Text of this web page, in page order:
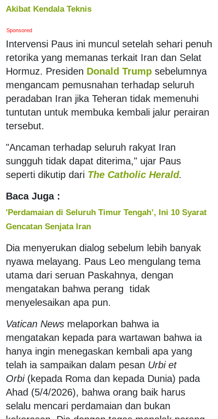
Akibat Kendala Teknis
Sponsored
Intervensi Paus ini muncul setelah sehari penuh
retorika yang memanas terkait Iran dan Selat
Hormuz. Presiden Donald Trump sebelumnya
mengancam pemusnahan terhadap seluruh
peradaban Iran jika Teheran tidak memenuhi
tuntutan untuk membuka kembali jalur perairan
tersebut.
"Ancaman terhadap seluruh rakyat Iran
sungguh tidak dapat diterima," ujar Paus
seperti dikutip dari The Catholic Herald.
Baca Juga :
'Perdamaian di Seluruh Timur Tengah’, Ini 10 Syarat
Gencatan Senjata Iran
Dia menyerukan dialog sebelum lebih banyak
nyawa melayang. Paus Leo mengulang tema
utama dari seruan Paskahnya, dengan
mengatakan bahwa perang tidak
menyelesaikan apa pun.
Vatican News melaporkan bahwa ia
mengatakan kepada para wartawan bahwa ia
hanya ingin menegaskan kembali apa yang
telah ia sampaikan dalam pesan Urbi et
Orbi(kepada Roma dan kepada Dunia) pada
Ahad (5/4/2026), bahwa orang baik harus
selalu mencari perdamaian dan bukan